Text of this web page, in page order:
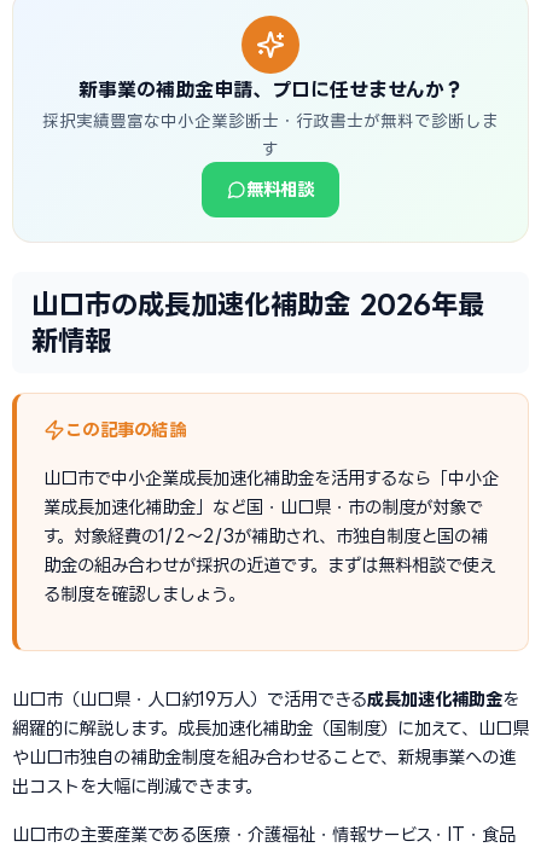
新事業の補助金申請、プロに任せませんか？
採択実績豊富な中小企業診断士・行政書士が無料で診断しま
す
無料相談
山口市の成長加速化補助金 2026年最
新情報
この記事の結論
山口市で中小企業成長加速化補助金を活用するなら「中小企
業成長加速化補助金」など国・山口県・市の制度が対象で
す。対象経費の1/2〜2/3が補助され、市独自制度と国の補
助金の組み合わせが採択の近道です。まずは無料相談で使え
る制度を確認しましょう。
山口市（山口県・人口約19万人）で活用できる成長加速化補助金を
網羅的に解説します。成長加速化補助金（国制度）に加えて、山口県
や山口市独自の補助金制度を組み合わせることで、新規事業への進
出コストを大幅に削減できます。
山口市の主要産業である医療・介護福祉・情報サービス・IT・食品